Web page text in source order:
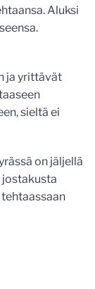
Aluksi
ja yrittävät
sieltä ei
on jäljellä
jostakusta